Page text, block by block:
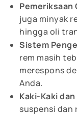
Pemeriksaan
juga minyak
hingga oli
Sistem
rem masih
merespons
Anda.
Kaki-Kaki dan
suspensi dan